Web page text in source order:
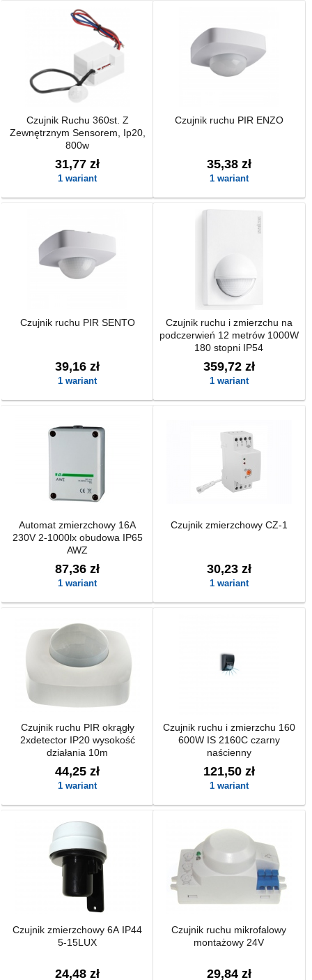
Czujnik Ruchu 360st. Z
Zewnętrznym Sensorem, Ip20,
800w
31,77 zł
1 wariant
Czujnik ruchu PIR ENZO
35,38 zł
1 wariant
Czujnik ruchu PIR SENTO
39,16 zł
1 wariant
Czujnik ruchu i zmierzchu na
podczerwień 12 metrów 1000W
180 stopni IP54
359,72 zł
1 wariant
Automat zmierzchowy 16A
230V 2-1000lx obudowa IP65
AWZ
87,36 zł
1 wariant
Czujnik zmierzchowy CZ-1
30,23 zł
1 wariant
Czujnik ruchu PIR okrągły
2xdetector IP20 wysokość
działania 10m
44,25 zł
1 wariant
Czujnik ruchu i zmierzchu 160
600W IS 2160C czarny
naścienny
121,50 zł
1 wariant
Czujnik zmierzchowy 6A IP44
5-15LUX
24,48 zł
Czujnik ruchu mikrofalowy
montażowy 24V
29,84 zł